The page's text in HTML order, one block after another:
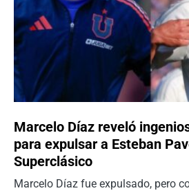
Marcelo Díaz reveló
para expulsar a Esteban
Superclásico
Marcelo Díaz fue expulsado, pero